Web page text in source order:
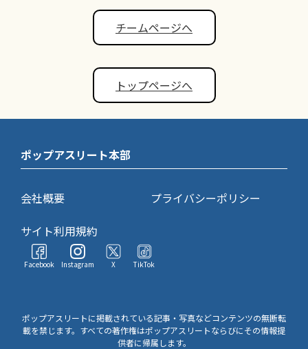
チームページへ
トップページへ
ポップアスリート本部
会社概要
プライバシーポリシー
サイト利用規約
Facebook Instagram X TikTok
ポップアスリートに掲載されている記事・写真などコンテンツの無断転
載を禁じます。すべての著作権はポップアスリートならびにその情報提
供者に帰属します。